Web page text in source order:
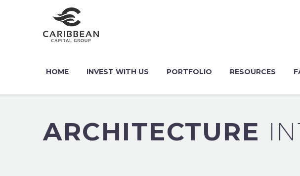
HOME INVEST WITH US PORTFOLIO RESOURCES
ARCHITECTURE